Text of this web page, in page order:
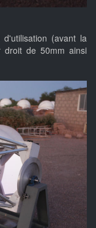
(avant la
droit de 50mm ainsi